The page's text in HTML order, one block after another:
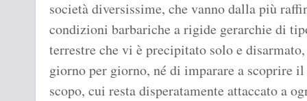
società diversissime, che vanno dalla più
condizioni barbariche a rigide gerarchie di
terrestre che vi è precipitato solo e
giorno per giorno, né di imparare a scoprire
scopo, cui resta disperatamente attaccato a